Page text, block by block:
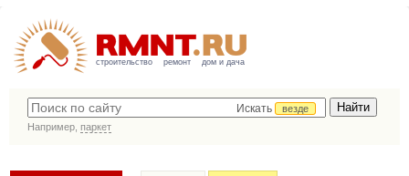
строительство ремонт дом и дача
Искать
везде
Например, паркет